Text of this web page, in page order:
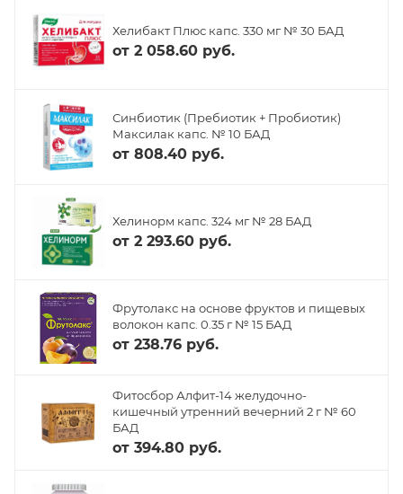
Хелибакт Плюс капс. 330 мг № 30 БАД
от 2 058.60 руб.
Синбиотик (Пребиотик + Пробиотик)
Максилак капс. № 10 БАД
от 808.40 руб.
Хелинорм капс. 324 мг № 28 БАД
от 2 293.60 руб.
Фрутолакс на основе фруктов и пищевых
волокон капс. 0.35 г № 15 БАД
от 238.76 руб.
Фитосбор Алфит-14 желудочно-
кишечный утренний вечерний 2 г № 60
БАД
от 394.80 руб.